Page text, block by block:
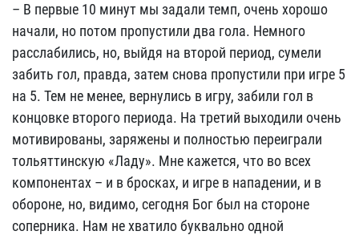
– В первые 10 минут мы задали темп, очень хорошо
начали, но потом пропустили два гола. Немного
расслабились, но, выйдя на второй период, сумели
забить гол, правда, затем снова пропустили при игре 5
на 5. Тем не менее, вернулись в игру, забили гол в
концовке второго периода. На третий выходили очень
мотивированы, заряжены и полностью переиграли
тольяттинскую «Ладу». Мне кажется, что во всех
компонентах – и в бросках, и игре в нападении, и в
обороне, но, видимо, сегодня Бог был на стороне
соперника. Нам не хватило буквально одной